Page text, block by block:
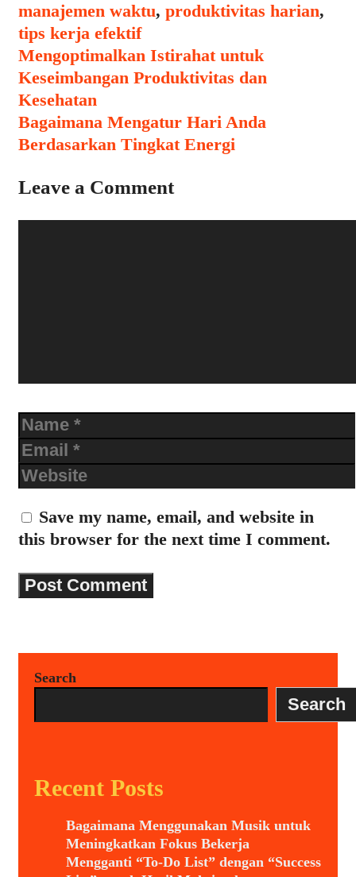
manajemen waktu, produktivitas harian,
tips kerja efektif
Post
navigation
Mengoptimalkan Istirahat untuk
Keseimbangan Produktivitas dan
Kesehatan
Bagaimana Mengatur Hari Anda
Berdasarkan Tingkat Energi
Leave a Comment
Name
Email
Website
Save my name, email, and website in
this browser for the next time I comment.
Search
Search
Recent Posts
Bagaimana Menggunakan Musik untuk
Meningkatkan Fokus Bekerja
Mengganti “To-Do List” dengan “Success